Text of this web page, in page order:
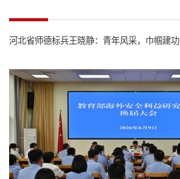
河北省师德标兵王晓静：青年风采，巾帼建功